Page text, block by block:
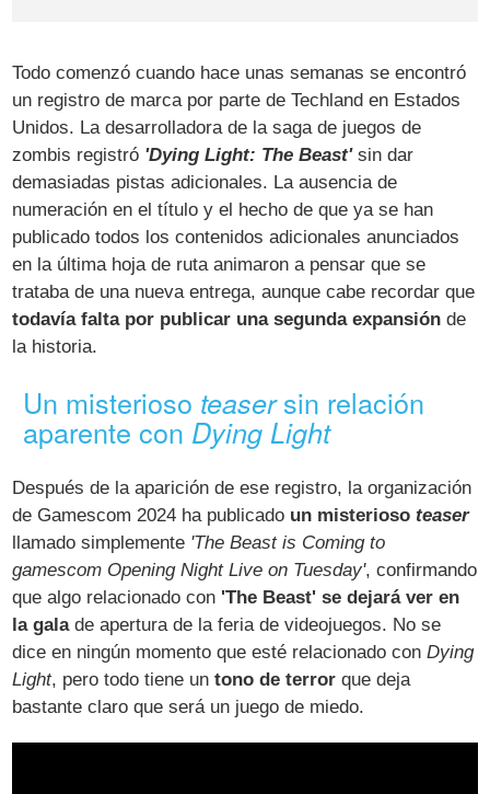
Todo comenzó cuando hace unas semanas se encontró
un registro de marca por parte de Techland en Estados
Unidos. La desarrolladora de la saga de juegos de
zombis registró 'Dying Light: The Beast'sin dar
demasiadas pistas adicionales. La ausencia de
numeración en el título y el hecho de que ya se han
publicado todos los contenidos adicionales anunciados
en la última hoja de ruta animaron a pensar que se
trataba de una nueva entrega, aunque cabe recordar que
todavía falta por publicar una segunda expansión de
la historia.
Un misterioso teasersin relación
aparente con Dying Light
Después de la aparición de ese registro, la organización
de Gamescom 2024 ha publicado un misteriosoteaser
llamado simplemente 'The Beast is Coming to
gamescom Opening Night Live on Tuesday', confirmando
que algo relacionado con 'The Beast' se dejará ver en
la galade apertura de la feria de videojuegos. No se
dice en ningún momento que esté relacionado conDying
Light, pero todo tiene untono de terror que deja
bastante claro que será un juego de miedo.